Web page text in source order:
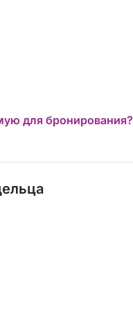
для бронирования?